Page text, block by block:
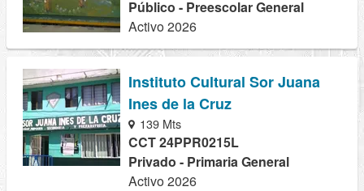
Público - Preescolar General
Activo 2026
Instituto Cultural Sor Juana
Ines de la Cruz
139 Mts
CCT 24PPR0215L
Privado - Primaria General
Activo 2026